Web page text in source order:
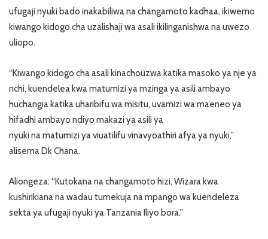
ufugaji nyuki bado inakabiliwa na changamoto kadhaa, ikiwemo
kiwango kidogo cha uzalishaji wa asali ikilinganishwa na uwezo
uliopo.
“Kiwango kidogo cha asali kinachouzwa katika masoko ya nje ya
nchi, kuendelea kwa matumizi ya mzinga ya asili ambayo
huchangia katika uharibifu wa misitu, uvamizi wa maeneo ya
hifadhi ambayo ndiyo makazi ya asili ya
nyuki na matumizi ya viuatilifu vinavyoathiri afya ya nyuki,”
alisema Dk Chana.
Aliongeza: “Kutokana na changamoto hizi, Wizara kwa
kushirikiana na wadau tumekuja na mpango wa kuendeleza
sekta ya ufugaji nyuki ya Tanzania Iliyo bora.”